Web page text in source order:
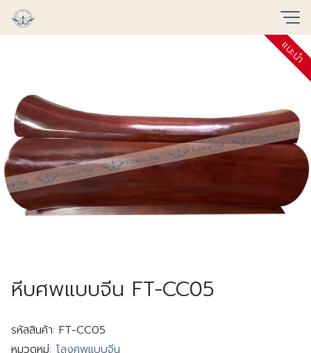
Skip
to
แนะนำ
หีบศพแบบจีน FT-CC05
รหัสสินค้า: FT-CC05
หมวดหมู่: โลงศพแบบจีน